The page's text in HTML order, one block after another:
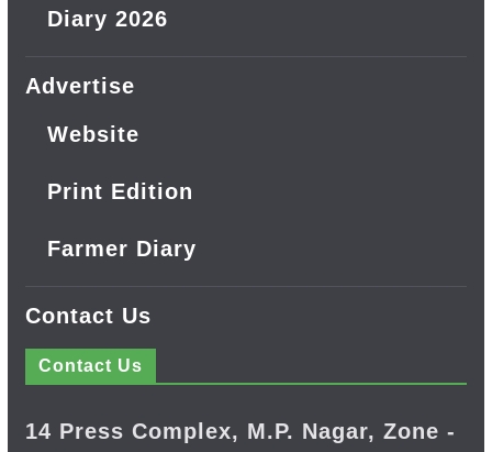
Diary 2026
Advertise
Website
Print Edition
Farmer Diary
Contact Us
Contact Us
14 Press Complex, M.P. Nagar, Zone -